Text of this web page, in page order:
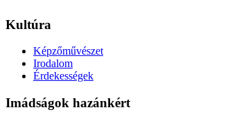
Kultúra
Képzőművészet
Irodalom
Érdekességek
Imádságok hazánkért